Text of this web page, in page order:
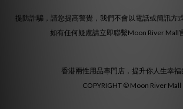
提防詐騙，請您提高警覺，我們不會以電話或簡訊方
如有任何疑慮請立即聯繫Moon River Mall
香港兩性用品專門店，提升你人生幸福
COPYRIGHT © Moon River Mall